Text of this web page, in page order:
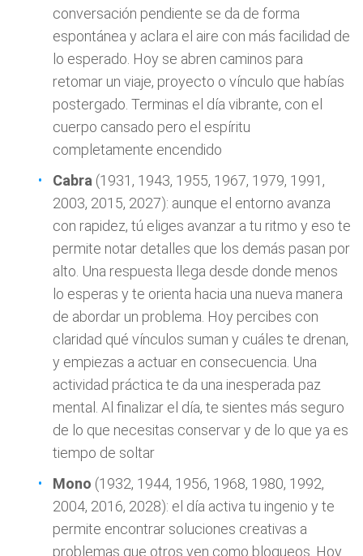
conversación pendiente se da de forma
espontánea y aclara el aire con más facilidad de
lo esperado. Hoy se abren caminos para
retomar un viaje, proyecto o vínculo que habías
postergado. Terminas el día vibrante, con el
cuerpo cansado pero el espíritu
completamente encendido
Cabra (1931, 1943, 1955, 1967, 1979, 1991,
2003, 2015, 2027): aunque el entorno avanza
con rapidez, tú eliges avanzar a tu ritmo y eso te
permite notar detalles que los demás pasan por
alto. Una respuesta llega desde donde menos
lo esperas y te orienta hacia una nueva manera
de abordar un problema. Hoy percibes con
claridad qué vínculos suman y cuáles te drenan,
y empiezas a actuar en consecuencia. Una
actividad práctica te da una inesperada paz
mental. Al finalizar el día, te sientes más seguro
de lo que necesitas conservar y de lo que ya es
tiempo de soltar
Mono (1932, 1944, 1956, 1968, 1980, 1992,
2004, 2016, 2028): el día activa tu ingenio y te
permite encontrar soluciones creativas a
problemas que otros ven como bloqueos. Hoy